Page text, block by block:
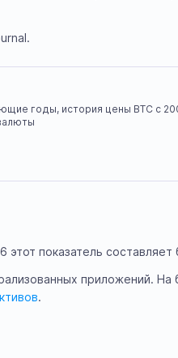
годы, история цены BTC с
этот показатель
приложений. На
.